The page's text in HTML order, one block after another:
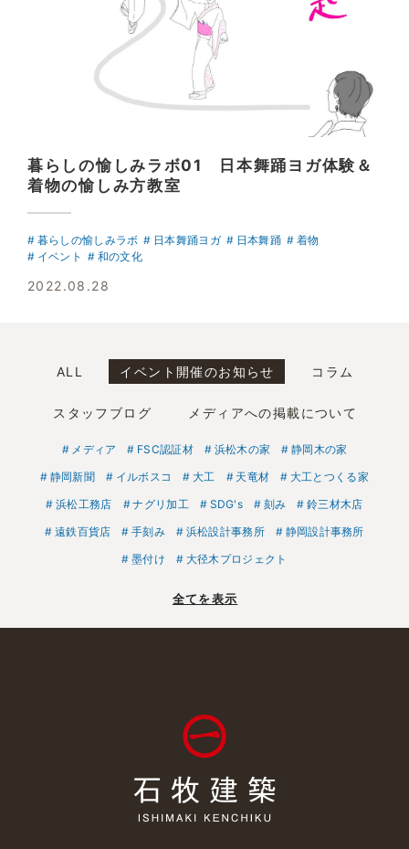
暮らしの愉しみラボ01 日本舞踊ヨガ体験＆
着物の愉しみ方教室
暮らしの愉しみラボ 日本舞踊ヨガ 日本舞踊
着物
イベント
和の文化
2022.08.28
ALL イベント開催のお知らせ コラム
スタッフブログ メディアへの掲載について
メディア FSC認証材 浜松木の家
静岡木の家
静岡新聞
イルボスコ 大工 天竜材
大工とつくる家
浜松工務店
ナグリ加工 SDG's 刻み
鈴三材木店
遠鉄百貨店
手刻み 浜松設計事務所
静岡設計事務所
墨付け
大径木プロジェクト
全てを表示